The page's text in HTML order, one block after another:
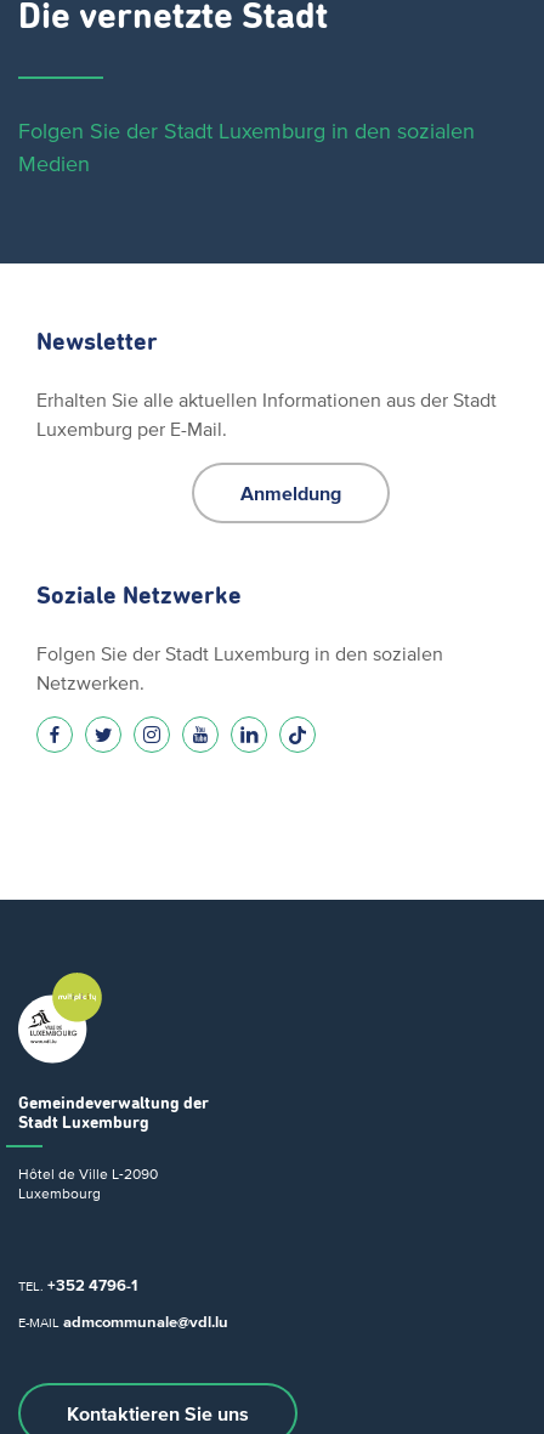
Die vernetzte Stadt
Folgen Sie der Stadt Luxemburg in den sozialen
Medien
Newsletter
Erhalten Sie alle aktuellen Informationen aus der Stadt
Luxemburg per E-Mail.
Anmeldung
Soziale Netzwerke
Folgen Sie der Stadt Luxemburg in den sozialen
Netzwerken.
Gemeindeverwaltung der
Stadt Luxemburg
Hôtel de Ville L-2090
Luxembourg
TEL. +352 4796-1
E-MAIL admcommunale@vdl.lu
Kontaktieren Sie uns